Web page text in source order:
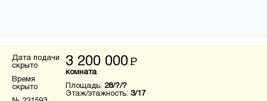
Дата подачи
скрыто
Время
скрыто
3 200 000 Р
комната
Площадь: 28/?/?
Этаж/этажность: 3/17